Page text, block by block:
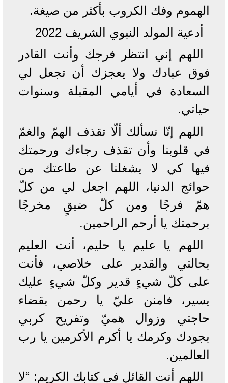
الهموم وفك الكروب بأكثر من صيغة.
أدعية المولد النبوي الشريف 2022
اللهم إني انتظر فرجك وأنت القادر
فوق عبادك ولا يعجزك أن تجعل لي
السعادة في أيامي المقبلة وسنوات
حياتي.
اللهم إنّا نسألك ألّا تقذف الهمّ والغمّ
في قلوبنا وأن تقذف رجاءك ورحمتك
فيها كي لا يشغلنا عن طاعتك من
حوائج الدنيا، اللهم اجعل لي من كلّ
همّ فرجًا ومن كلّ ضيقٍ مخرجًا
برحمتك يا أرحم الراحمين.
اللهم يا عليم يا حليم، أنت العليم
بحالتي والقدير على خلاصي، فأنت
على كلّ شيءٍ قدير وكلّ شيءٍ عليك
يسير، فامنن عليّ يا رحمن بقضاء
حاجتي وزوال هميّ وتفريح كربي
بجودك وكرمك يا أكرم الأكرمين يا رب
العالمين.
اللهم أنت القائل في كتابك الكريم: “لا